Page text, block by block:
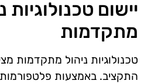
יישום טכנולוגיות
מתקדמות
טכנולוגיות ניהול מתקדמות
התקציב. באמצעות פלטפורמות